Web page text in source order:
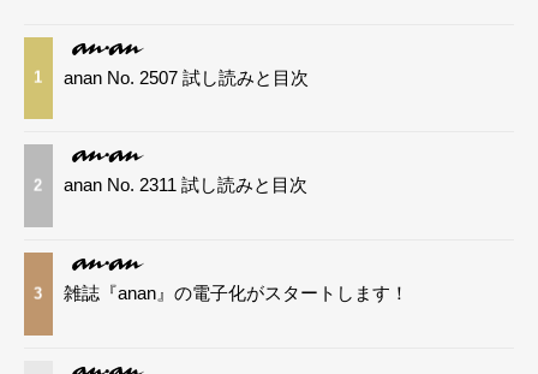
1 anan No. 2507 試し読みと目次
2 anan No. 2311 試し読みと目次
3 雑誌『anan』の電子化がスタートします！